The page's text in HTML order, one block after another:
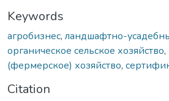
Keywords
агробизнес, ландшафтно-
органическое сельское хозяйство,
(фермерское) хозяйство,
Citation